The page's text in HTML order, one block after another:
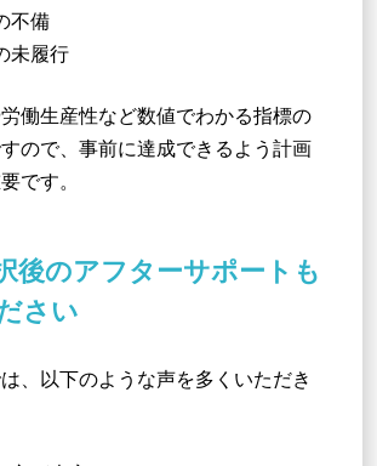
不備
未履行
働生産性など数値でわかる指標の
ので、事前に達成できるよう計画
です。
後のアフターサポートも
さい
、以下のような声を多くいただき